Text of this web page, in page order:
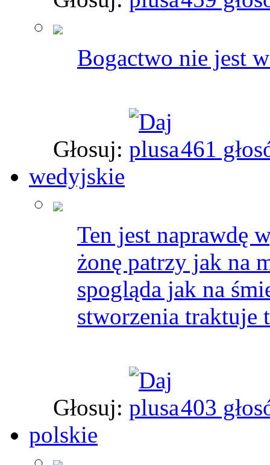
Bogactwo nie jest
Głosuj:
461
wedyjskie
Ten jest naprawdę
żonę patrzy jak na
spogląda jak na
stworzenia traktuje
Głosuj:
403
polskie